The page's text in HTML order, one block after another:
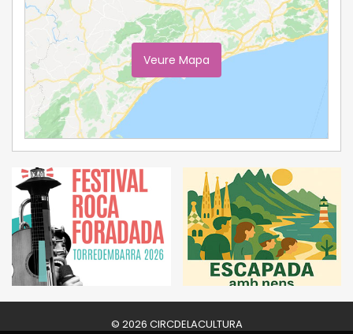
Veure Mapa
© 2026 CIRCDELACULTURA